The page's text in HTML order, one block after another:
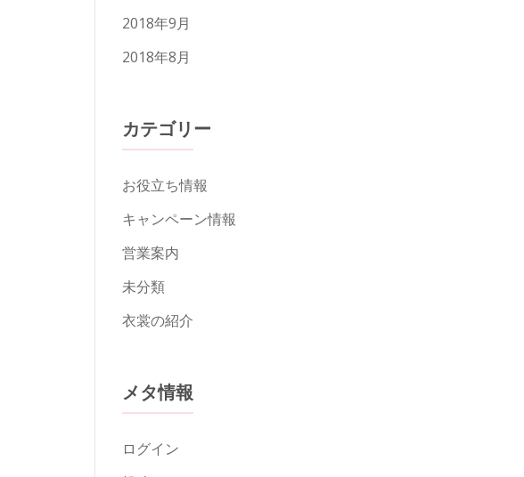
2018年9月
2018年8月
カテゴリー
お役立ち情報
キャンペーン情報
営業案内
未分類
衣裳の紹介
メタ情報
ログイン